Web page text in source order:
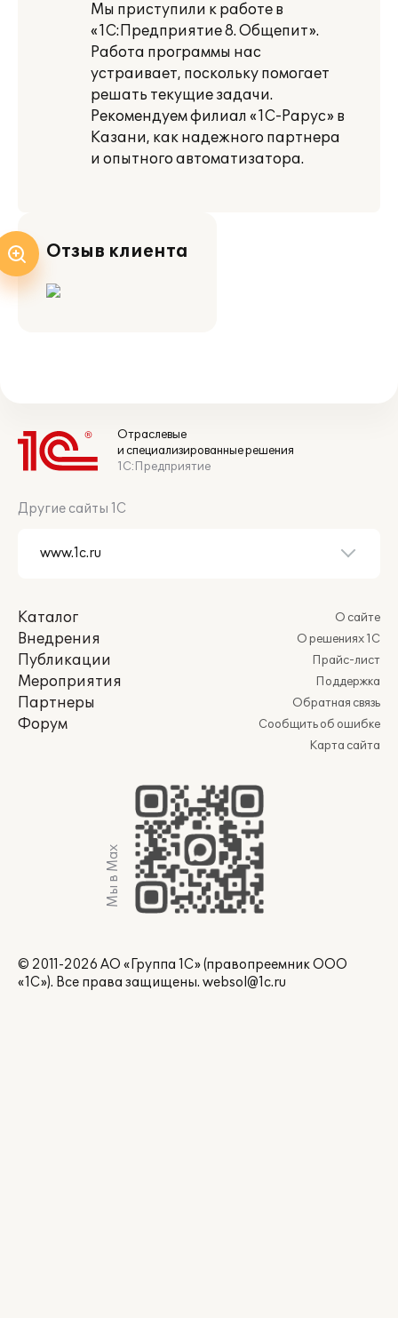
Мы приступили к работе в
«1С:Предприятие 8. Общепит».
Работа программы нас
устраивает, поскольку помогает
решать текущие задачи.
Рекомендуем филиал «1С-Рарус» в
Казани, как надежного партнера
и опытного автоматизатора.
Отзыв клиента
Отраслевые
и специализированные решения
1С:Предприятие
Другие сайты 1С
Каталог
Внедрения
Публикации
Мероприятия
Партнеры
Форум
О сайте
О решениях 1С
Прайс-лист
Поддержка
Обратная связь
Сообщить об ошибке
Карта сайта
Мы в Max
© 2011-2026 АО «Группа 1С» (правопреемник ООО
«1С»). Все права защищены. websol@1c.ru